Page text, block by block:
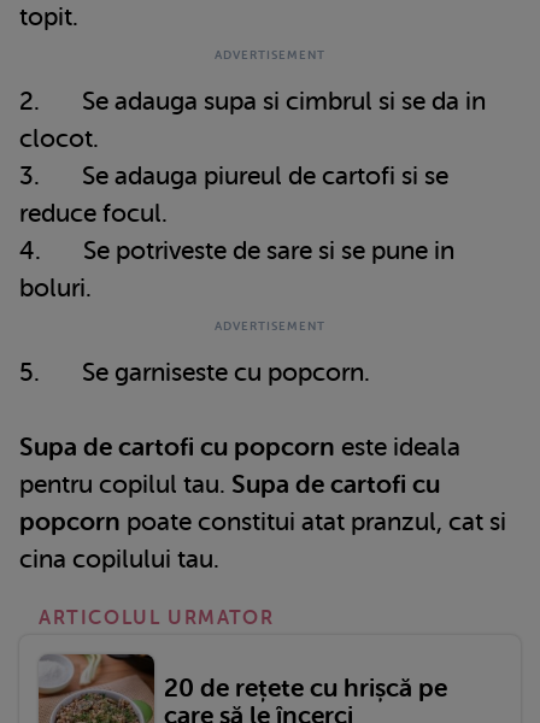
topit.
2. Se adauga supa si cimbrul si se da in
clocot.
3. Se adauga piureul de cartofi si se
reduce focul.
4. Se potriveste de sare si se pune in
boluri.
5. Se garniseste cu popcorn.
Supa de cartofi cu popcorn este ideala
pentru copilul tau. Supa de cartofi cu
popcorn poate constitui atat pranzul, cat si
cina copilului tau.
ARTICOLUL URMATOR
20 de rețete cu hrișcă pe
care să le încerci